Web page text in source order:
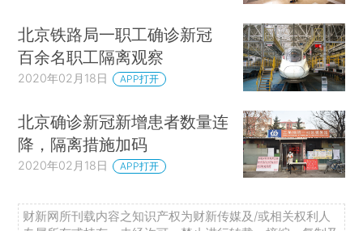
北京铁路局一职工确诊新冠
百余名职工隔离观察
2020年02月18日 APP打开
北京确诊新冠新增患者数量连
降，隔离措施加码
2020年02月18日 APP打开
财新网所刊载内容之知识产权为财新传媒及/或相关权利人